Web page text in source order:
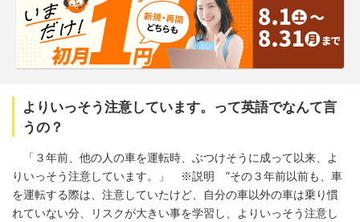
よりいっそう注意しています。って英語でなんて言
うの？
「３年前、他の人の車を運転時、ぶつけそうに成って以来、よ
りいっそう注意しています。」 ※説明 ”その３年前以前も、車
を運転する際は、注意していたけど、自分の車以外の車は乗り慣
れていない分、リスクが大きい事を学習し、よりいっそう注意し